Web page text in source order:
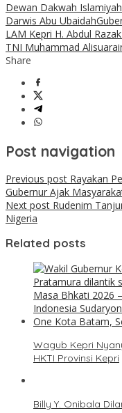
Dewan Dakwah
Darwis Abu Ubaidah
LAM Kepri H. Abdul Razak
TNI Muhammad Ali
Share
Post navigation
Previous post Rayakan
Gubernur Ajak
Next post Rudenim
Nigeria
Related posts
Wagub Kepri
HKTI Provinsi Kepri
Billy Y. Onibala